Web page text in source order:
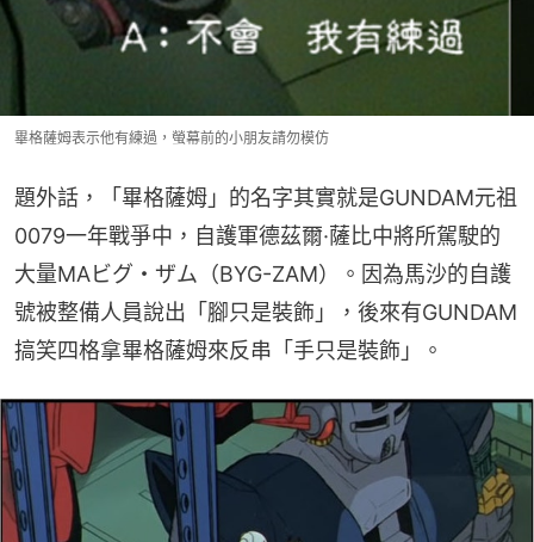
畢格薩姆表示他有練過，螢幕前的小朋友請勿模仿
題外話，「畢格薩姆」的名字其實就是GUNDAM元祖
0079一年戰爭中，自護軍德茲爾·薩比中將所駕駛的
大量MAビグ・ザム（BYG-ZAM）。因為馬沙的自護
號被整備人員說出「腳只是裝飾」，後來有GUNDAM
搞笑四格拿畢格薩姆來反串「手只是裝飾」。